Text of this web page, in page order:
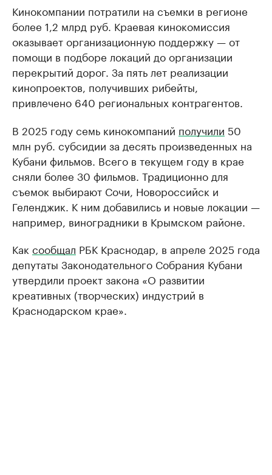
Кинокомпании потратили на съемки в регионе
более 1,2 млрд руб. Краевая кинокомиссия
оказывает организационную поддержку — от
помощи в подборе локаций до организации
перекрытий дорог. За пять лет реализации
кинопроектов, получивших рибейты,
привлечено 640 региональных контрагентов.
В 2025 году семь кинокомпаний получили 50
млн руб. субсидии за десять произведенных на
Кубани фильмов. Всего в текущем году в крае
сняли более 30 фильмов. Традиционно для
съемок выбирают Сочи, Новороссийск и
Геленджик. К ним добавились и новые локации —
например, виноградники в Крымском районе.
Как сообщал РБК Краснодар, в апреле 2025 года
депутаты Законодательного Собрания Кубани
утвердили проект закона «О развитии
креативных (творческих) индустрий в
Краснодарском крае».